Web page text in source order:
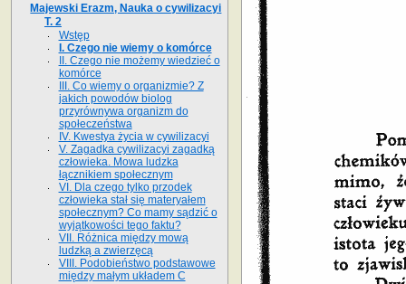
Majewski Erazm, Nauka o cywilizacyi
T. 2
Wstęp
I. Czego nie wiemy o komórce
II. Czego nie możemy wiedzieć o
komórce
III. Co wiemy o organizmie? Z
jakich powodów biolog
przyrównywa organizm do
społeczeństwa
IV. Kwestya życia w cywilizacyi
V. Zagadka cywilizacyi zagadką
człowieka. Mowa ludzka
łącznikiem społecznym
VI. Dla czego tylko przodek
człowieka stał się materyałem
społecznym? Co mamy sądzić o
wyjątkowości tego faktu?
VII. Różnica między mową
ludzką a zwierzęcą
VIII. Podobieństwo podstawowe
między małym układem C